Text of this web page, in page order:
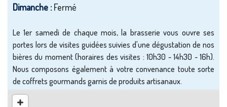
Dimanche :Fermé
Le 1er samedi de chaque mois, la brasserie vous ouvre ses
portes lors de visites guidées suivies d'une dégustation de nos
bières du moment (horaires des visites : 10h30 - 14h30 - 16h).
Nous composons également à votre convenance toute sorte
de coffrets gourmands garnis de produits artisanaux.